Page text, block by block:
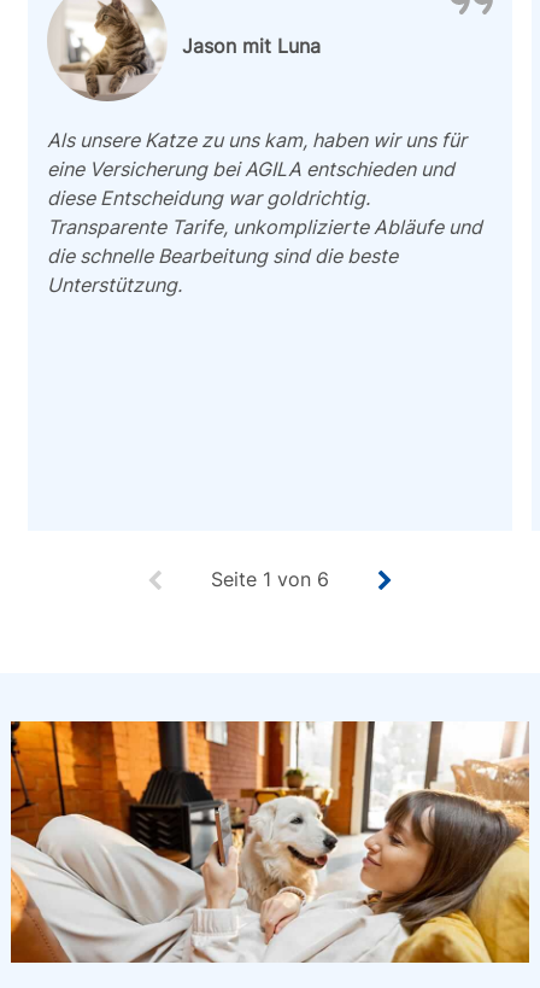
Jason mit Luna
Als unsere Katze zu uns kam, haben wir uns für
eine Versicherung bei AGILA entschieden und
diese Entscheidung war goldrichtig.
Transparente Tarife, unkomplizierte Abläufe und
die schnelle Bearbeitung sind die beste
Unterstützung.
Seite 1 von 6